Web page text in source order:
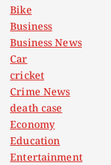
Bike
Business
Business News
Car
cricket
Crime News
death case
Economy
Education
Entertainment